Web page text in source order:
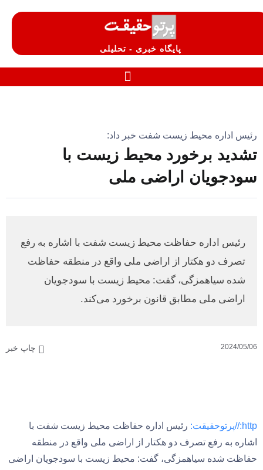
پایگاه خبری - تحلیلی
رئیس اداره محیط زیست شفت خبر داد:
تشدید برخورد محیط زیست با
سودجویان اراضی ملی
رئیس اداره حفاظت محیط زیست شفت با اشاره به رفع
تصرف دو هکتار از اراضی ملی واقع در منطقه حفاظت
شده سیاهمزگی، گفت: محیط زیست با سودجویان
اراضی ملی مطابق قانون برخورد می‌کند.
2024/05/06 چاپ خبر
http://پرتوحقیقت:
رئیس اداره حفاظت محیط زیست شفت با
اشاره به رفع تصرف دو هکتار از اراضی ملی واقع در منطقه
حفاظت شده سیاهمزگی، گفت: محیط زیست با سودجویان اراضی